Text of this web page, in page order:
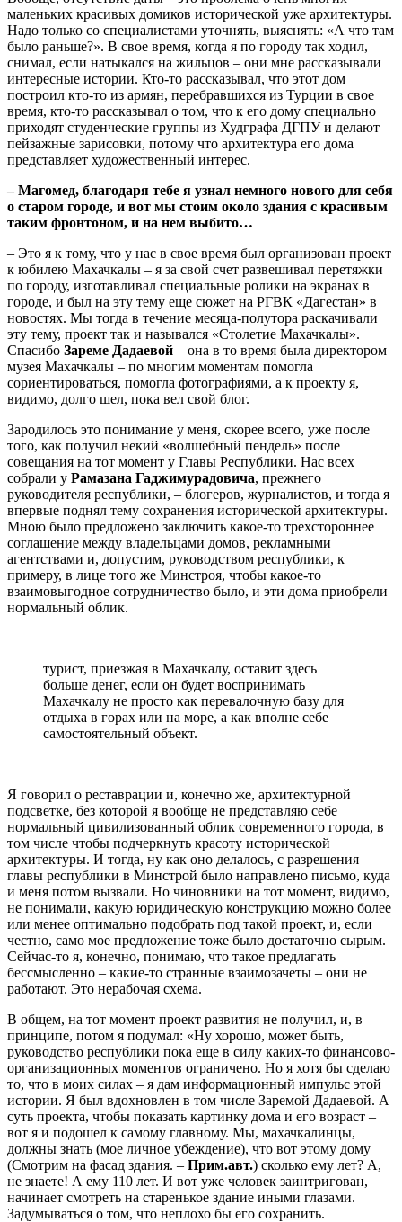
маленьких красивых домиков исторической уже архитектуры.
Надо только со специалистами уточнять, выяснять: «А что там
было раньше?». В свое время, когда я по городу так ходил,
снимал, если натыкался на жильцов – они мне рассказывали
интересные истории. Кто-то рассказывал, что этот дом
построил кто-то из армян, перебравшихся из Турции в свое
время, кто-то рассказывал о том, что к его дому специально
приходят студенческие группы из Худграфа ДГПУ и делают
пейзажные зарисовки, потому что архитектура его дома
представляет художественный интерес.
– Магомед, благодаря тебе я узнал немного нового для себя
о старом городе, и вот мы стоим около здания с красивым
таким фронтоном, и на нем выбито…
– Это я к тому, что у нас в свое время был организован проект
к юбилею Махачкалы – я за свой счет развешивал перетяжки
по городу, изготавливал специальные ролики на экранах в
городе, и был на эту тему еще сюжет на РГВК «Дагестан» в
новостях. Мы тогда в течение месяца-полутора раскачивали
эту тему, проект так и назывался «Столетие Махачкалы».
Спасибо Зареме Дадаевой – она в то время была директором
музея Махачкалы – по многим моментам помогла
сориентироваться, помогла фотографиями, а к проекту я,
видимо, долго шел, пока вел свой блог.
Зародилось это понимание у меня, скорее всего, уже после
того, как получил некий «волшебный пендель» после
совещания на тот момент у Главы Республики. Нас всех
собрали у Рамазана Гаджимурадовича, прежнего
руководителя республики, – блогеров, журналистов, и тогда я
впервые поднял тему сохранения исторической архитектуры.
Мною было предложено заключить какое-то трехстороннее
соглашение между владельцами домов, рекламными
агентствами и, допустим, руководством республики, к
примеру, в лице того же Минстроя, чтобы какое-то
взаимовыгодное сотрудничество было, и эти дома приобрели
нормальный облик.
турист, приезжая в Махачкалу, оставит здесь
больше денег, если он будет воспринимать
Махачкалу не просто как перевалочную базу для
отдыха в горах или на море, а как вполне себе
самостоятельный объект.
Я говорил о реставрации и, конечно же, архитектурной
подсветке, без которой я вообще не представляю себе
нормальный цивилизованный облик современного города, в
том числе чтобы подчеркнуть красоту исторической
архитектуры. И тогда, ну как оно делалось, с разрешения
главы республики в Минстрой было направлено письмо, куда
и меня потом вызвали. Но чиновники на тот момент, видимо,
не понимали, какую юридическую конструкцию можно более
или менее оптимально подобрать под такой проект, и, если
честно, само мое предложение тоже было достаточно сырым.
Сейчас-то я, конечно, понимаю, что такое предлагать
бессмысленно – какие-то странные взаимозачеты – они не
работают. Это нерабочая схема.
В общем, на тот момент проект развития не получил, и, в
принципе, потом я подумал: «Ну хорошо, может быть,
руководство республики пока еще в силу каких-то финансово-
организационных моментов ограничено. Но я хотя бы сделаю
то, что в моих силах – я дам информационный импульс этой
истории. Я был вдохновлен в том числе Заремой Дадаевой. А
суть проекта, чтобы показать картинку дома и его возраст –
вот я и подошел к самому главному. Мы, махачкалинцы,
должны знать (мое личное убеждение), что вот этому дому
(Смотрим на фасад здания. – Прим.авт.) сколько ему лет? А,
не знаете! А ему 110 лет. И вот уже человек заинтригован,
начинает смотреть на старенькое здание иными глазами.
Задумываться о том, что неплохо бы его сохранить.